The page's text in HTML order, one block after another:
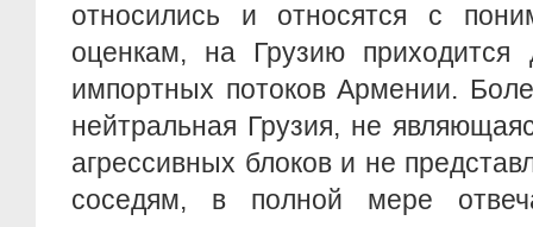
относились и относятся с
оценкам, на Грузию
импортных потоков Армении.
нейтральная Грузия, не
агрессивных блоков и не
соседям, в полной мере